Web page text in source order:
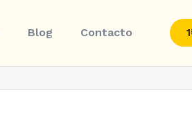
Blog Contacto